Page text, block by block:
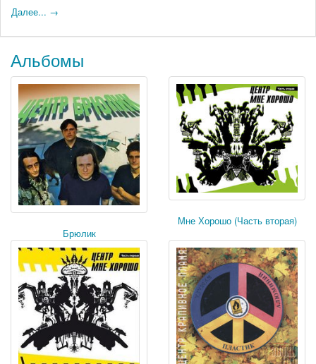
Далее... →
Альбомы
Брюлик
Мне Хорошо (Часть вторая)